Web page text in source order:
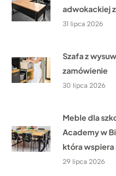
adwokackiej
31 lipca 2026
Szafa z
zamówienie
30 lipca 2026
Meble dla
Academy w
która wspiera
29 lipca 2026